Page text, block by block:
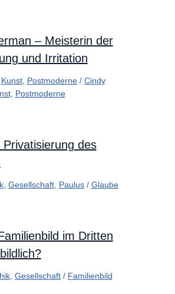
– Meisterin der
und Irritation
Kunst, Postmoderne/ Cindy
, Postmoderne
des
, Gesellschaft, Paulus/ Glaube
im Dritten
, Gesellschaft/ Familienbild